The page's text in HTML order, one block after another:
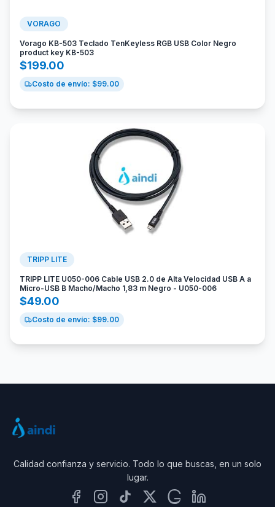
VORAGO
Vorago KB-503 Teclado TenKeyless RGB USB Color Negro
product key KB-503
$199.00
Costo de envío: $99.00
TRIPP LITE
TRIPP LITE U050-006 Cable USB 2.0 de Alta Velocidad USB A a
Micro-USB B Macho/Macho 1,83 m Negro - U050-006
$49.00
Costo de envío: $99.00
Calidad confianza y servicio. Todo lo que buscas, en un solo
lugar.